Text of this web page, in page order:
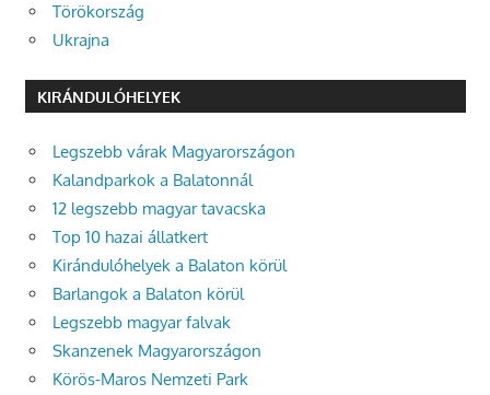
Törökország
Ukrajna
KIRÁNDULÓHELYEK
Legszebb várak Magyarországon
Kalandparkok a Balatonnál
12 legszebb magyar tavacska
Top 10 hazai állatkert
Kirándulóhelyek a Balaton körül
Barlangok a Balaton körül
Legszebb magyar falvak
Skanzenek Magyarországon
Körös-Maros Nemzeti Park